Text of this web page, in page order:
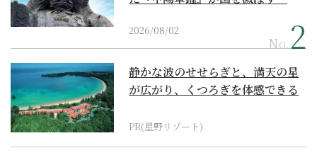
2026/08/02
No.
静かな波のせせらぎと、満天の星
が広がり、くつろぎを体感できる
PR(星野リゾート)